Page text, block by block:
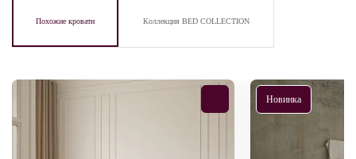
Похожие кровати Коллекция BED COLLECTION
Новинка